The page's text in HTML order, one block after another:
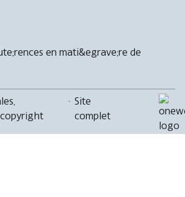
en mati&egrave;re de
· Site
complet